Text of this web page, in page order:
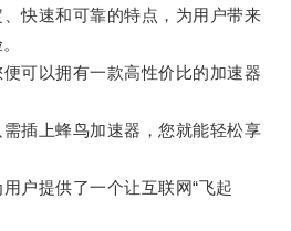
速和可靠的特点，为用户带来
以拥有一款高性价比的加速器
上蜂鸟加速器，您就能轻松享
提供了一个让互联网“飞起